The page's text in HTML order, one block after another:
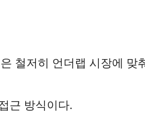
철저히 언더랩 시장에 맞
근 방식이다.